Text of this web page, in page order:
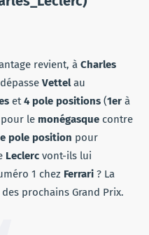
revient, à Charles
Vettelau
et4 pole positions (1er à
le monégasque contre
pole position pour
Leclerc vont-ils lui
1 chez Ferrari ? La
prochains Grand Prix.